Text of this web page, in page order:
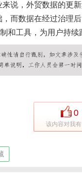
说，外贸数据的更
而数据在经过治理
和工具，为用户持
0
该内容对我